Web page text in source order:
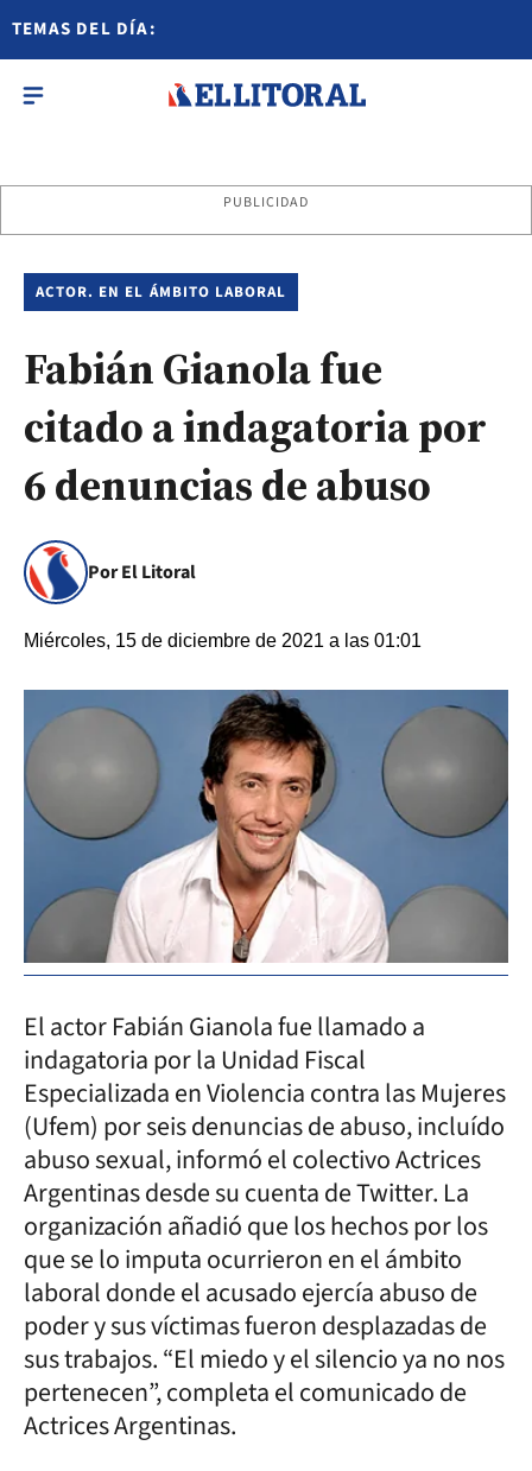
TEMAS DEL DÍA:
PUBLICIDAD
ACTOR. EN EL ÁMBITO LABORAL
Fabián Gianola fue
citado a indagatoria por
6 denuncias de abuso
Por El Litoral
Miércoles, 15 de diciembre de 2021 a las 01:01
El actor Fabián Gianola fue llamado a
indagatoria por la Unidad Fiscal
Especializada en Violencia contra las Mujeres
(Ufem) por seis denuncias de abuso, incluído
abuso sexual, informó el colectivo Actrices
Argentinas desde su cuenta de Twitter. La
organización añadió que los hechos por los
que se lo imputa ocurrieron en el ámbito
laboral donde el acusado ejercía abuso de
poder y sus víctimas fueron desplazadas de
sus trabajos. “El miedo y el silencio ya no nos
pertenecen”, completa el comunicado de
Actrices Argentinas.